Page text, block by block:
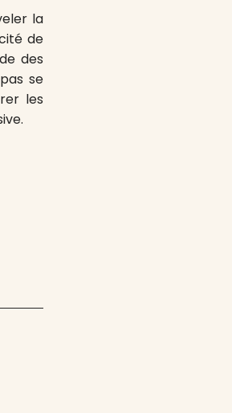
la
de
des
se
les